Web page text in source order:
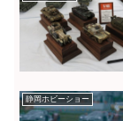
静岡ホビーショー